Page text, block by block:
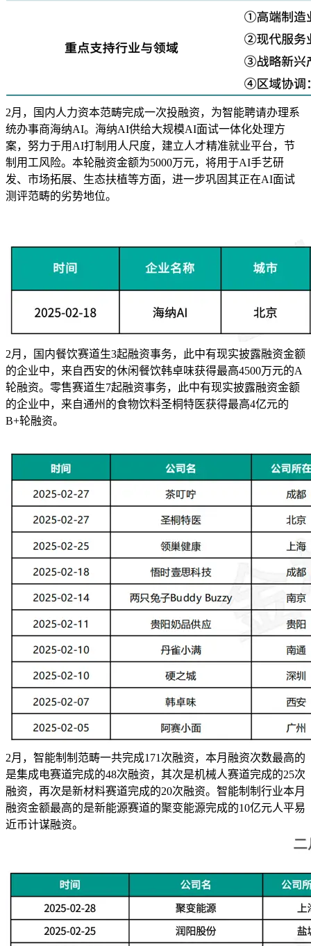
2月，国内人力资本范畴完成一次投融资，为智能聘请办理系
统办事商海纳AI。海纳AI供给大规模AI面试一体化处理方
案，努力于用AI打制用人尺度，建立人才精准就业平台，节
制用工风险。本轮融资金额为5000万元，将用于AI手艺研
发、市场拓展、生态扶植等方面，进一步巩固其正在AI面试
测评范畴的劣势地位。
2月，国内餐饮赛道生3起融资事务，此中有现实披露融资金额
的企业中，来自西安的休闲餐饮韩卓味获得最高4500万元的A
轮融资。零售赛道生7起融资事务，此中有现实披露融资金额
的企业中，来自通州的食物饮料圣桐特医获得最高4亿元的
B+轮融资。
2月，智能制制范畴一共完成171次融资，本月融资次数最高的
是集成电赛道完成的48次融资，其次是机械人赛道完成的25次
融资，再次是新材料赛道完成的20次融资。智能制制行业本月
融资金额最高的是新能源赛道的聚变能源完成的10亿元人平易
近币计谋融资。